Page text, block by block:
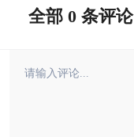
全部 0 条评论